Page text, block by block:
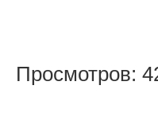
Просмотров: